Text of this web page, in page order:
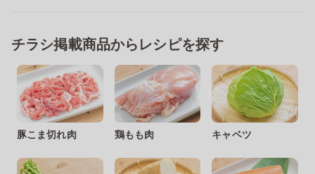
チラシ掲載商品からレシピを探す
豚こま切れ肉 鶏もも肉 キャベツ